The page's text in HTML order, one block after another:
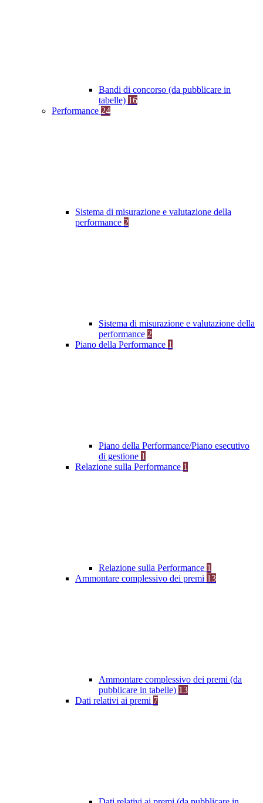
Bandi di concorso (da pubblicare in
tabelle) 16
Performance 24
Sistema di misurazione e valutazione della
performance 2
Sistema di misurazione e valutazione della
performance 2
Piano della Performance 1
Piano della Performance/Piano esecutivo
di gestione 1
Relazione sulla Performance 1
Relazione sulla Performance 1
Ammontare complessivo dei premi 13
Ammontare complessivo dei premi (da
pubblicare in tabelle) 13
Dati relativi ai premi 7